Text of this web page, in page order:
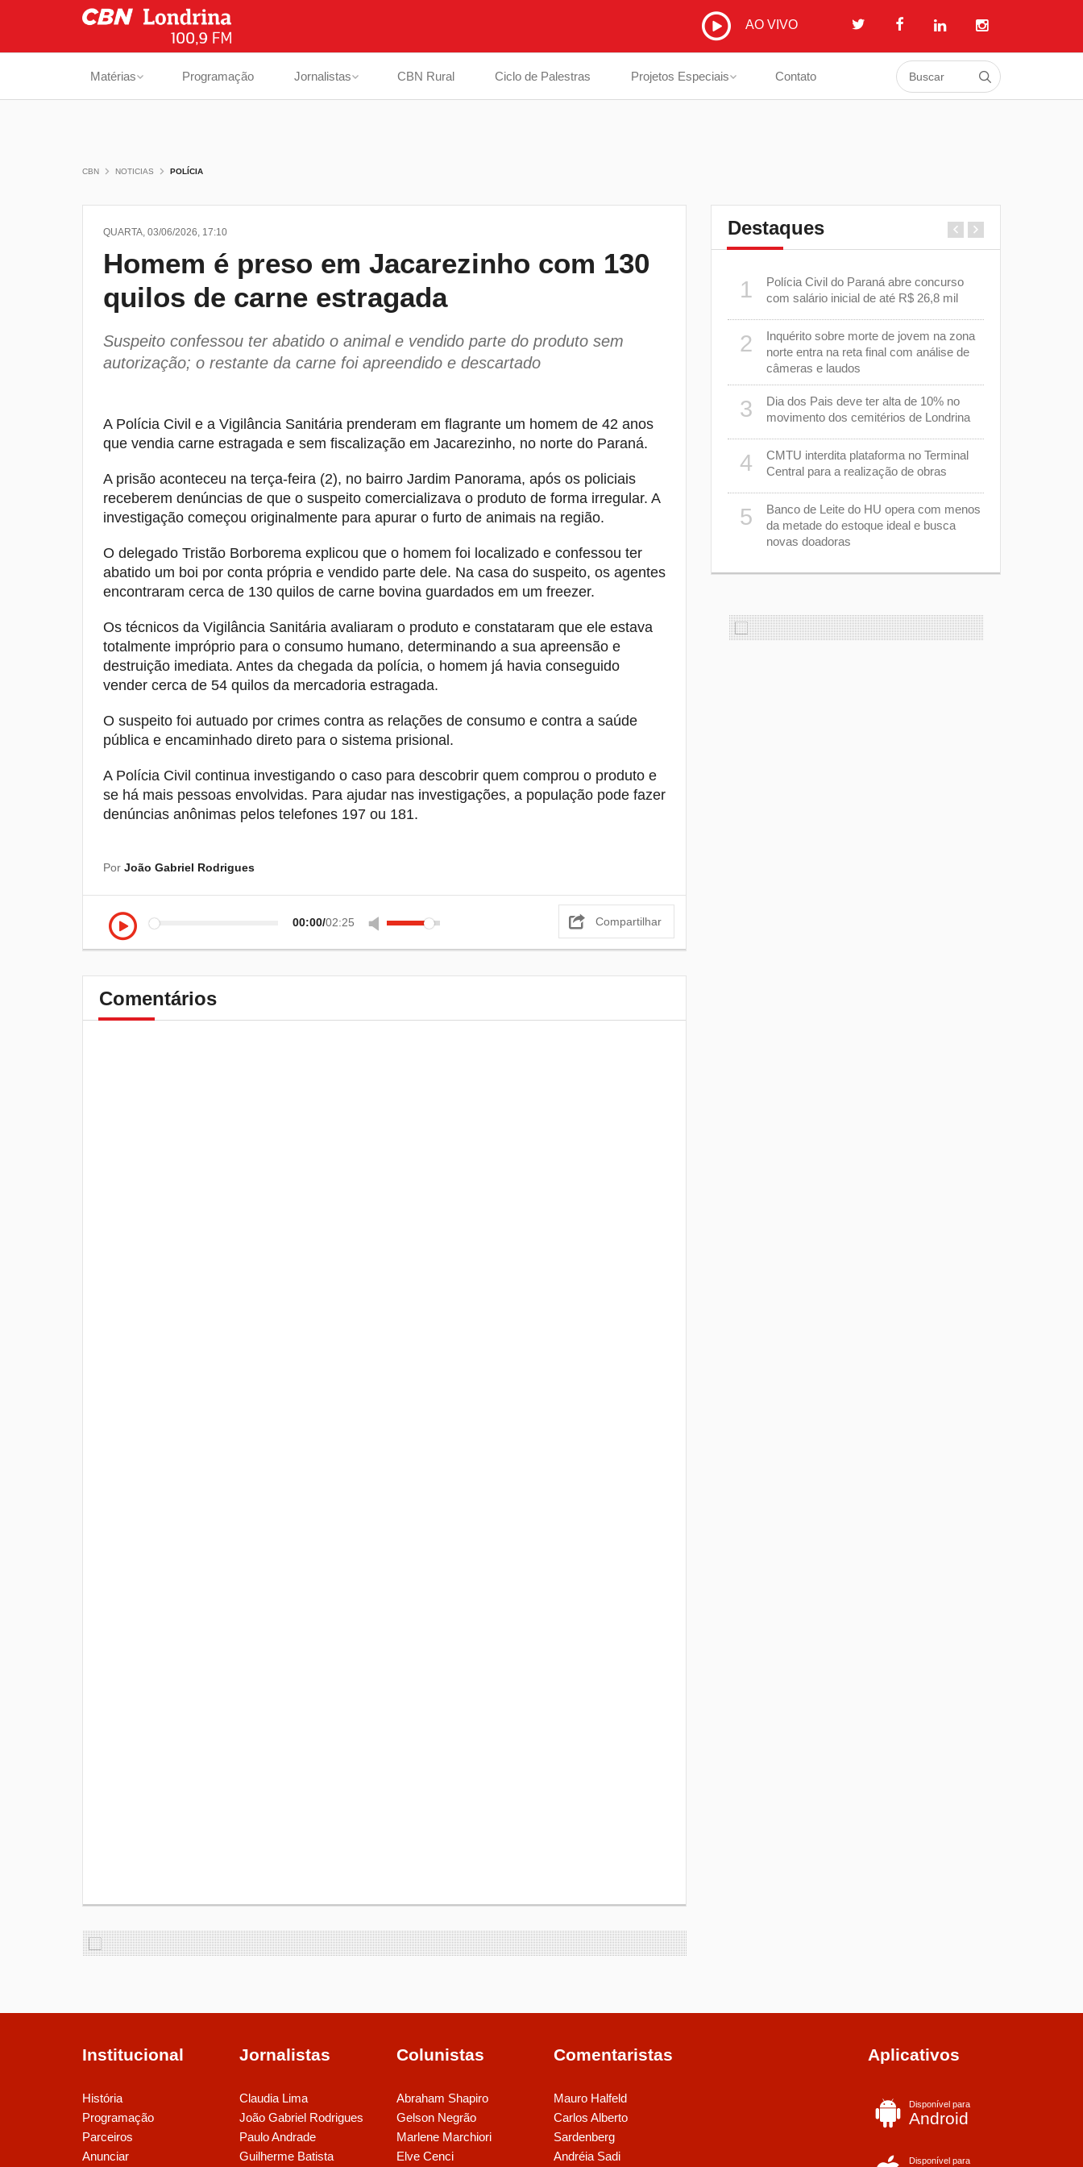
AO VIVO
Matérias Programação Jornalistas CBN Rural Ciclo de Palestras Projetos Especiais Contato
CBN NOTICIAS POLÍCIA
QUARTA, 03/06/2026, 17:10
Homem é preso em Jacarezinho com 130
quilos de carne estragada
Suspeito confessou ter abatido o animal e vendido parte do produto sem
autorização; o restante da carne foi apreendido e descartado
A Polícia Civil e a Vigilância Sanitária prenderam em flagrante um homem de 42 anos
que vendia carne estragada e sem fiscalização em Jacarezinho, no norte do Paraná.
A prisão aconteceu na terça-feira (2), no bairro Jardim Panorama, após os policiais
receberem denúncias de que o suspeito comercializava o produto de forma irregular. A
investigação começou originalmente para apurar o furto de animais na região.
O delegado Tristão Borborema explicou que o homem foi localizado e confessou ter
abatido um boi por conta própria e vendido parte dele. Na casa do suspeito, os agentes
encontraram cerca de 130 quilos de carne bovina guardados em um freezer.
Os técnicos da Vigilância Sanitária avaliaram o produto e constataram que ele estava
totalmente impróprio para o consumo humano, determinando a sua apreensão e
destruição imediata. Antes da chegada da polícia, o homem já havia conseguido
vender cerca de 54 quilos da mercadoria estragada.
O suspeito foi autuado por crimes contra as relações de consumo e contra a saúde
pública e encaminhado direto para o sistema prisional.
A Polícia Civil continua investigando o caso para descobrir quem comprou o produto e
se há mais pessoas envolvidas. Para ajudar nas investigações, a população pode fazer
denúncias anônimas pelos telefones 197 ou 181.
Por João Gabriel Rodrigues
00:00 02:25 Compartilhar
Comentários
Destaques
7
EPR Paraná instala totens de pagamento
de pedágio eletrônico em Arapongas e
8
uma competição nacional após cinco
anos
9
Tombamento de carreta deixa dois
mortos e um ferido grave na BR-376, em
Mauá da Serra
10 preservar imagens das câmeras
corporais dos agentes após abordagem
com morte de adolescente
1
Polícia Civil do Paraná abre concurso
com salário inicial de até R$ 26,8 mil
2
Inquérito sobre morte de jovem na zona
norte entra na reta final com análise de
câmeras e laudos
3
Dia dos Pais deve ter alta de 10% no
movimento dos cemitérios de Londrina
4
CMTU interdita plataforma no Terminal
Central para a realização de obras
5
Banco de Leite do HU opera com menos
da metade do estoque ideal e busca
novas doadoras
Institucional
História
Programação
Parceiros
Anunciar
Jornalistas
Claudia Lima
João Gabriel Rodrigues
Paulo Andrade
Guilherme Batista
Colunistas
Abraham Shapiro
Gelson Negrão
Marlene Marchiori
Elve Cenci
Comentaristas
Mauro Halfeld
Carlos Alberto
Sardenberg
Andréia Sadi
Aplicativos
Disponível para
Android
Disponível para